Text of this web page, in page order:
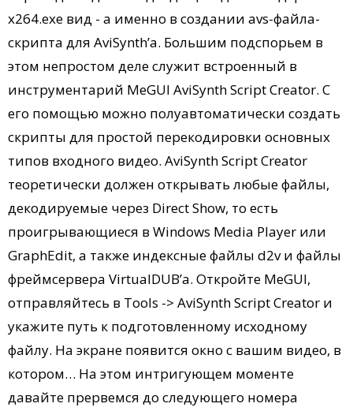
х264.exe вид - а именно в создании avs-файла-
скрипта для AviSynth’a. Большим подспорьем в
этом непростом деле служит встроенный в
инструментарий MeGUI AviSynth Script Creator. С
его помощью можно полуавтоматически создать
скрипты для простой перекодировки основных
типов входного видео. AviSynth Script Creator
теоретически должен открывать любые файлы,
декодируемые через Direct Show, то есть
проигрывающиеся в Windows Media Player или
GraphEdit, а также индексные файлы d2v и файлы
фреймсервера VirtualDUB’a. Откройте MeGUI,
отправляйтесь в Tools -> AviSynth Script Creator и
укажите путь к подготовленному исходному
файлу. На экране появится окно с вашим видео, в
котором… На этом интригующем моменте
давайте прервемся до следующего номера